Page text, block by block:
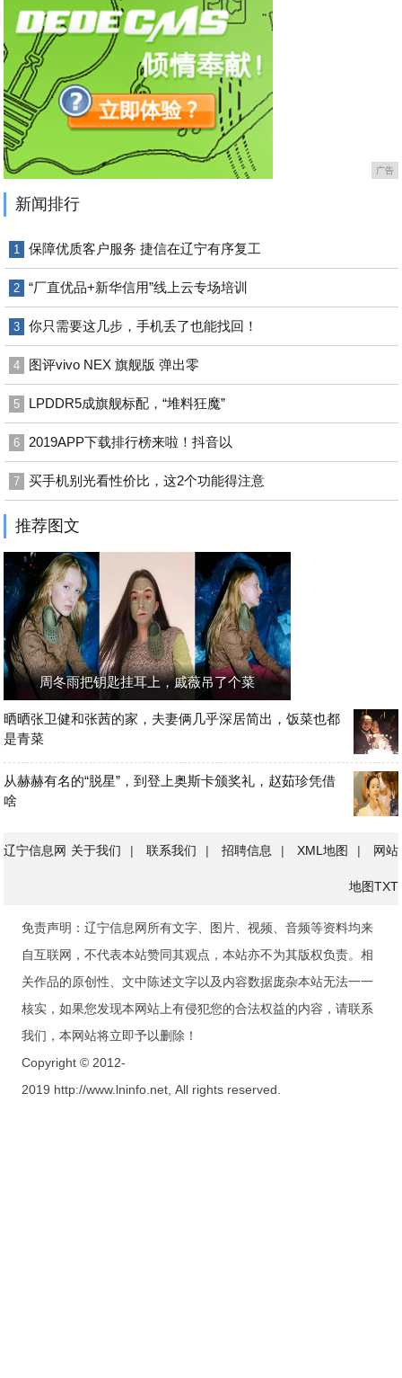
广告
新闻排行
1 保障优质客户服务 捷信在辽宁有序复工
2 “厂直优品+新华信用”线上云专场培训
3 你只需要这几步，手机丢了也能找回！
4 图评vivo NEX 旗舰版 弹出零
5 LPDDR5成旗舰标配，“堆料狂魔”
6 2019APP下载排行榜来啦！抖音以
7 买手机别光看性价比，这2个功能得注意
推荐图文
周冬雨把钥匙挂耳上，戚薇吊了个菜
晒晒张卫健和张茜的家，夫妻俩几乎深居简出，饭菜也都
是青菜
从赫赫有名的“脱星”，到登上奥斯卡颁奖礼，赵茹珍凭借
啥
辽宁信息网 关于我们 | 联系我们 | 招聘信息 | XML地图 | 网站
地图TXT
免责声明：辽宁信息网所有文字、图片、视频、音频等资料均来
自互联网，不代表本站赞同其观点，本站亦不为其版权负责。相
关作品的原创性、文中陈述文字以及内容数据庞杂本站无法一一
核实，如果您发现本网站上有侵犯您的合法权益的内容，请联系
我们，本网站将立即予以删除！
Copyright © 2012-
2019 http://www.lninfo.net, All rights reserved.